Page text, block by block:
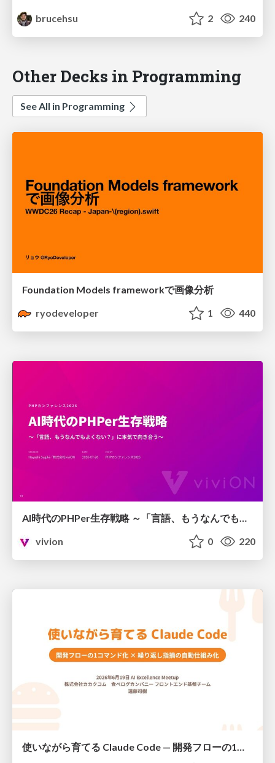
brucehsu
2 240
Other Decks in Programming
See All in Programming
Foundation Models frameworkで画像分析
ryodeveloper
1 440
AI時代のPHPer生存戦略 ～「言語、もうなんでもよくない？」に本気で向き合う～
vivion
0 220